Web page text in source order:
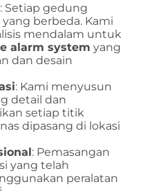
: Setiap gedung
berbeda. Kami
mendalam untuk
alarm system yang
dan desain
: Kami menyusun
detail dan
setiap titik
dipasang di lokasi
: Pemasangan
yang telah
peralatan